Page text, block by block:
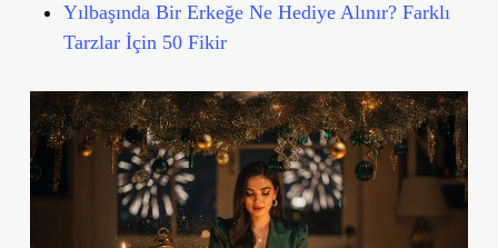
Yılbaşında Bir Erkeğe Ne Hediye Alınır? Farklı
Tarzlar İçin 50 Fikir